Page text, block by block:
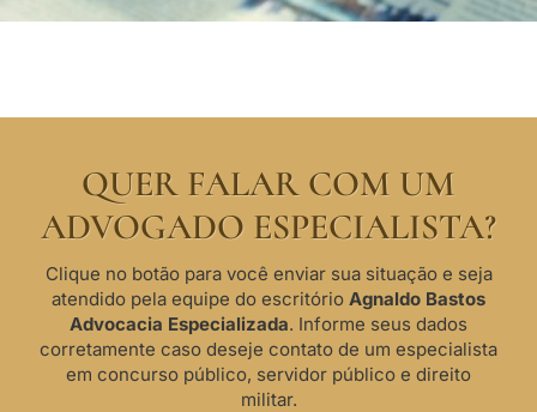
QUER FALAR COM UM
ADVOGADO ESPECIALISTA?
Clique no botão para você enviar sua situação e seja
atendido pela equipe do escritório Agnaldo Bastos
Advocacia Especializada. Informe seus dados
corretamente caso deseje contato de um especialista
em concurso público, servidor público e direito
militar.